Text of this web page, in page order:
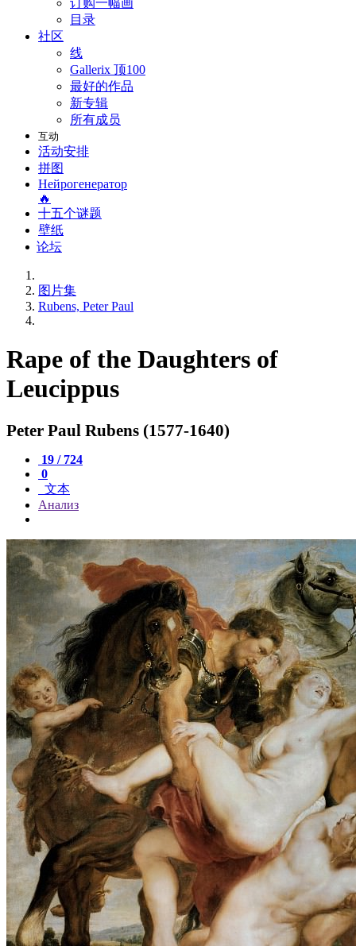
订购一幅画
目录
社区
线
Gallerix 顶100
最好的作品
新专辑
所有成员
互动
活动安排
拼图
Нейрогенератор
🔥
十五个谜题
壁纸
论坛
图片集
Rubens, Peter Paul
Rape of the Daughters of
Leucippus
Peter Paul Rubens (1577-1640)
19 / 724
0
文本
Анализ